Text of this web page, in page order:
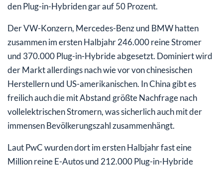
den Plug-in-Hybriden gar auf 50 Prozent.
Der VW-Konzern, Mercedes-Benz und BMW hatten
zusammen im ersten Halbjahr 246.000 reine Stromer
und 370.000 Plug-in-Hybride abgesetzt. Dominiert wird
der Markt allerdings nach wie vor von chinesischen
Herstellern und US-amerikanischen. In China gibt es
freilich auch die mit Abstand größte Nachfrage nach
vollelektrischen Stromern, was sicherlich auch mit der
immensen Bevölkerungszahl zusammenhängt.
Laut PwC wurden dort im ersten Halbjahr fast eine
Million reine E-Autos und 212.000 Plug-in-Hybride